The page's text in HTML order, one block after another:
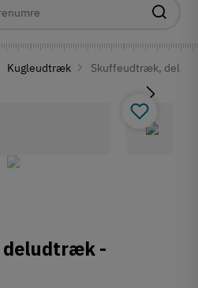
Kugleudtræk Skuffeudtræk,
-